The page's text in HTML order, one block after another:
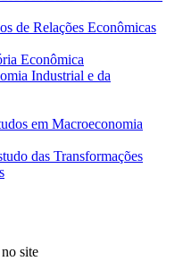
de Relações Econômicas
Econômica
Industrial e da
em Macroeconomia
das Transformações
site